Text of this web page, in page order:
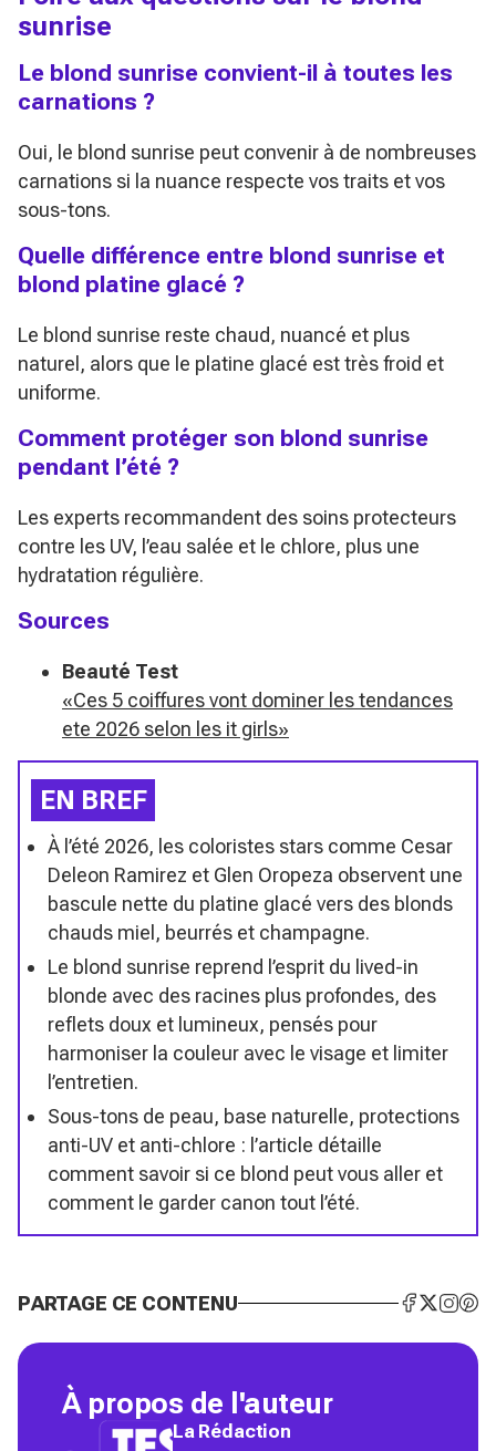
sunrise
Le blond sunrise convient-il à toutes les
carnations ?
Oui, le blond sunrise peut convenir à de nombreuses
carnations si la nuance respecte vos traits et vos
sous-tons.
Quelle différence entre blond sunrise et
blond platine glacé ?
Le blond sunrise reste chaud, nuancé et plus
naturel, alors que le platine glacé est très froid et
uniforme.
Comment protéger son blond sunrise
pendant l’été ?
Les experts recommandent des soins protecteurs
contre les UV, l’eau salée et le chlore, plus une
hydratation régulière.
Sources
Beauté Test
«Ces 5 coiffures vont dominer les tendances
ete 2026 selon les it girls»
EN BREF
À l’été 2026, les coloristes stars comme Cesar
Deleon Ramirez et Glen Oropeza observent une
bascule nette du platine glacé vers des blonds
chauds miel, beurrés et champagne.
Le blond sunrise reprend l’esprit du lived-in
blonde avec des racines plus profondes, des
reflets doux et lumineux, pensés pour
harmoniser la couleur avec le visage et limiter
l’entretien.
Sous-tons de peau, base naturelle, protections
anti-UV et anti-chlore : l’article détaille
comment savoir si ce blond peut vous aller et
comment le garder canon tout l’été.
PARTAGE CE CONTENU
À propos de l'auteur
La Rédaction